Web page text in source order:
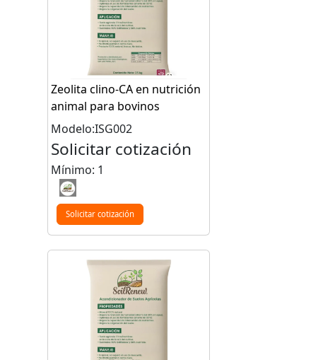
Zeolita clino-CA en nutrición
animal para bovinos
Modelo:ISG002
Solicitar cotización
Mínimo: 1
Solicitar cotización